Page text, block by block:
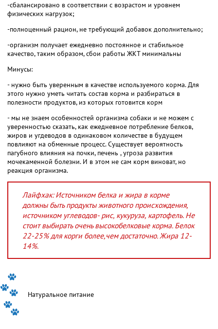
-сбалансировано в соответствии с возрастом и уровнем
физических нагрузок;
-полноценный рацион, не требующий добавок дополнительно;
-организм получает ежедневно постоянное и стабильное
качество, таким образом, сбои работы ЖКТ минимальны
Минусы:
- нужно быть уверенным в качестве используемого корма. Для
этого нужно уметь читать состав корма и разбираться в
полезности продуктов, из которых готовится корм
- мы не знаем особенностей организма собаки и не можем с
уверенностью сказать, как ежедневное потребление белков,
жиров и угдеводов в одинаковом количестве в будущем
повлияют на обменные процесс. Существует вероятность
пагубного влияния на почки, печень , угроза развития
мочекаменной болезни. И в этом не сам корм виноват, но
реакция организма.
Лайфхак: Источником белка и жира в корме
должны быть продукты животного происхождения,
источником углеводов- рис, кукуруза, картофель. Не
стоит выбирать очень высокобелковые корма. Белок
22-25% для корги более,чем достаточно. Жира 12-
14%.
Натуральное питание